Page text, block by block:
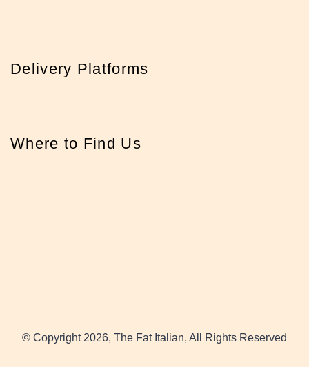
Delivery Platforms
Where to Find Us
© Copyright 2026, The Fat Italian, All Rights Reserved